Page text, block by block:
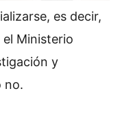
es decir,
el Ministerio
y
no.